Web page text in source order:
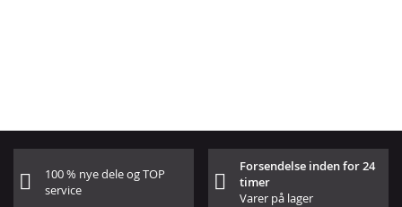
100 % nye dele og TOP
service
Forsendelse inden for 24
timer
Varer på lager